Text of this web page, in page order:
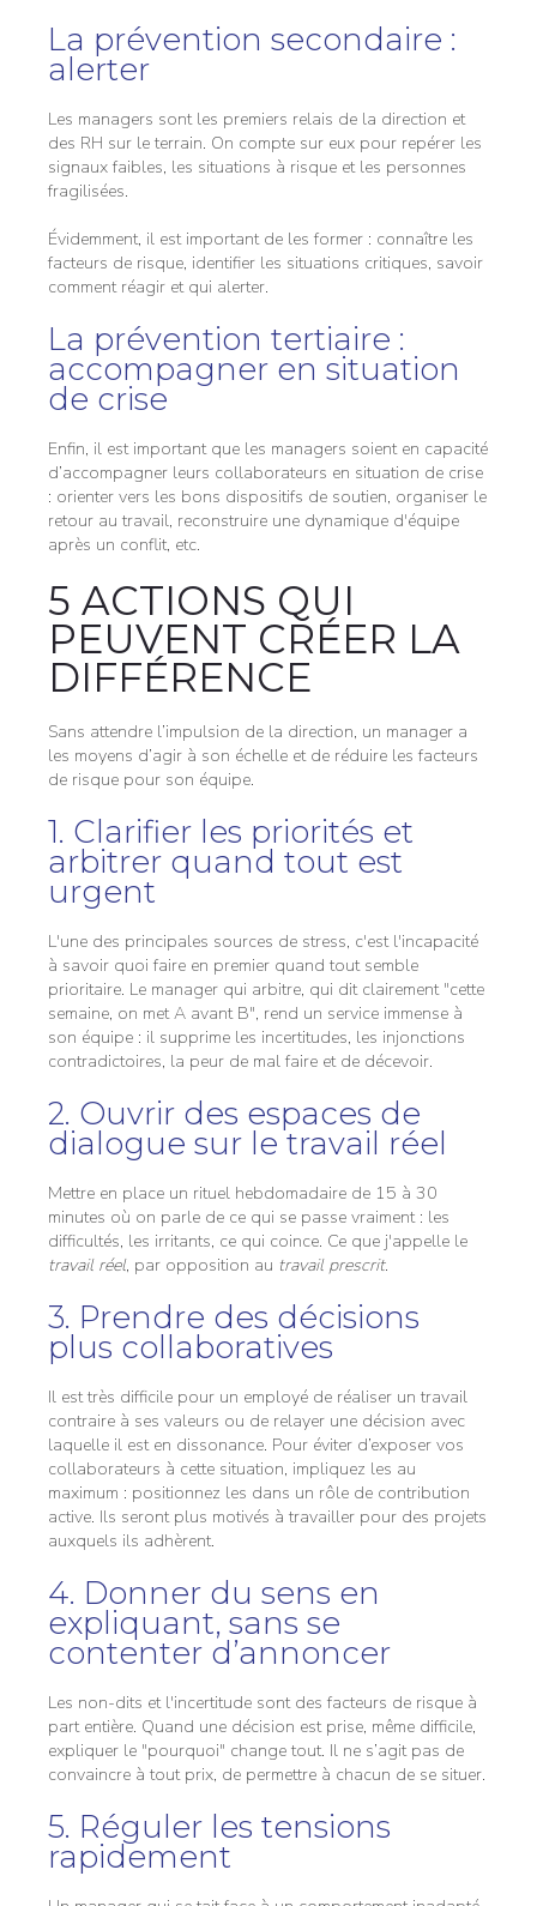
La prévention secondaire :
alerter
Les managers sont les premiers relais de la direction et
des RH sur le terrain. On compte sur eux pour repérer les
signaux faibles, les situations à risque et les personnes
fragilisées.
Évidemment, il est important de les former : connaître les
facteurs de risque, identifier les situations critiques, savoir
comment réagir et qui alerter.
La prévention tertiaire :
accompagner en situation
de crise
Enfin, il est important que les managers soient en capacité
d’accompagner leurs collaborateurs en situation de crise
: orienter vers les bons dispositifs de soutien, organiser le
retour au travail, reconstruire une dynamique d'équipe
après un conflit, etc.
5 ACTIONS QUI
PEUVENT CRÉER LA
DIFFÉRENCE
Sans attendre l’impulsion de la direction, un manager a
les moyens d’agir à son échelle et de réduire les facteurs
de risque pour son équipe.
1. Clarifier les priorités et
arbitrer quand tout est
urgent
L'une des principales sources de stress, c'est l'incapacité
à savoir quoi faire en premier quand tout semble
prioritaire. Le manager qui arbitre, qui dit clairement "cette
semaine, on met A avant B", rend un service immense à
son équipe : il supprime les incertitudes, les injonctions
contradictoires, la peur de mal faire et de décevoir.
2. Ouvrir des espaces de
dialogue sur le travail réel
Mettre en place un rituel hebdomadaire de 15 à 30
minutes où on parle de ce qui se passe vraiment : les
difficultés, les irritants, ce qui coince. Ce que j'appelle le
travail réel, par opposition au travail prescrit.
3. Prendre des décisions
plus collaboratives
Il est très difficile pour un employé de réaliser un travail
contraire à ses valeurs ou de relayer une décision avec
laquelle il est en dissonance. Pour éviter d’exposer vos
collaborateurs à cette situation, impliquez les au
maximum : positionnez les dans un rôle de contribution
active. Ils seront plus motivés à travailler pour des projets
auxquels ils adhèrent.
4. Donner du sens en
expliquant, sans se
contenter d’annoncer
Les non-dits et l'incertitude sont des facteurs de risque à
part entière. Quand une décision est prise, même difficile,
expliquer le "pourquoi" change tout. Il ne s’agit pas de
convaincre à tout prix, de permettre à chacun de se situer.
5. Réguler les tensions
rapidement